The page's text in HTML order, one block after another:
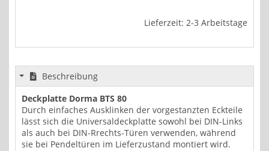
Lieferzeit: 2-3 Arbeitstage
Beschreibung
Deckplatte Dorma BTS 80
Durch einfaches Ausklinken der vorgestanzten Eckteile
lässt sich die Universaldeckplatte sowohl bei DIN-Links
als auch bei DIN-Rrechts-Türen verwenden, während
sie bei Pendeltüren im Lieferzustand montiert wird.